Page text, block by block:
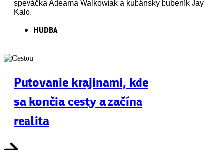
speváčka Adeama Walkowiak a kubánsky bubeník Jay
Kalo.
HUDBA
Putovanie krajinami, kde
sa končia cesty a začína
realita